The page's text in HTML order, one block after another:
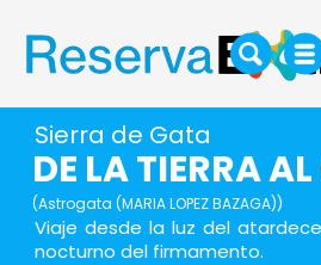
Sierra de Gata
DE LA TIERRA
(Astrogata (MARIA LOPEZ BAZAGA))
Viaje desde la luz del
nocturno del firmamento.